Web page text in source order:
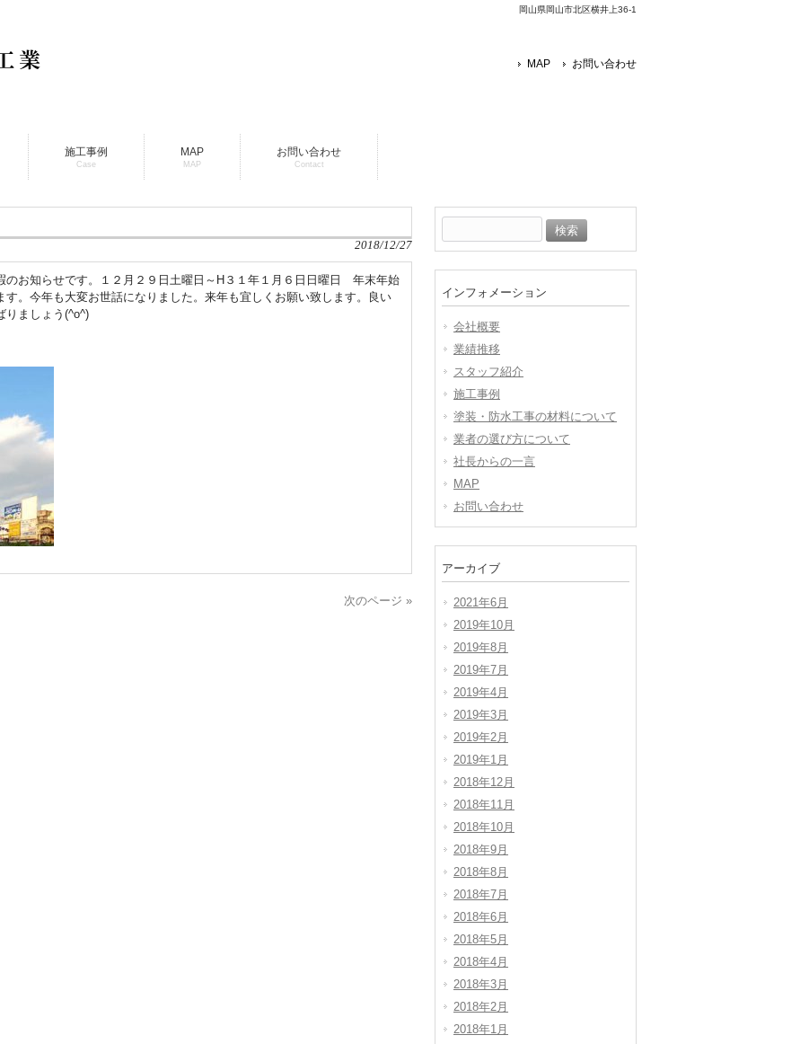
岡山県岡山市北区横井上36-1
MAP お問い合わせ
施工事例
Case
MAP
MAP
お問い合わせ
Contact
2018/12/27
のお知らせです。１２月２９日土曜日～H３１年１月６日日曜日 年末年始
。今年も大変お世話になりました。来年も宜しくお願い致します。良い
りましょう(^o^)
次のページ »
索:
インフォメーション
会社概要
業績推移
スタッフ紹介
施工事例
塗装・防水工事の材料について
業者の選び方について
社長からの一言
MAP
お問い合わせ
アーカイブ
2021年6月
2019年10月
2019年8月
2019年7月
2019年4月
2019年3月
2019年2月
2019年1月
2018年12月
2018年11月
2018年10月
2018年9月
2018年8月
2018年7月
2018年6月
2018年5月
2018年4月
2018年3月
2018年2月
2018年1月